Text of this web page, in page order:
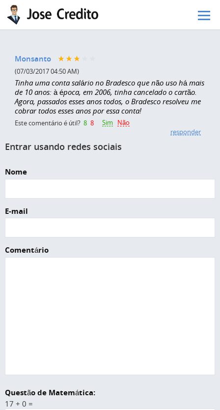
Pular para o conteúdo principal
Monsanto
(07/03/2017 04:50 AM)
Tinha uma conta salário no Bradesco que não uso há mais
de 10 anos: à época, em 2006, tinha cancelado o cartão.
Agora, passados esses anos todos, o Bradesco resolveu me
cobrar todos esses anos por essa conta!
Este comentário é útil? 8 8 Sim
Não
responder
Entrar usando redes sociais
Nome
E-mail
Comentário
Questão de Matemática:
17 + 0 =